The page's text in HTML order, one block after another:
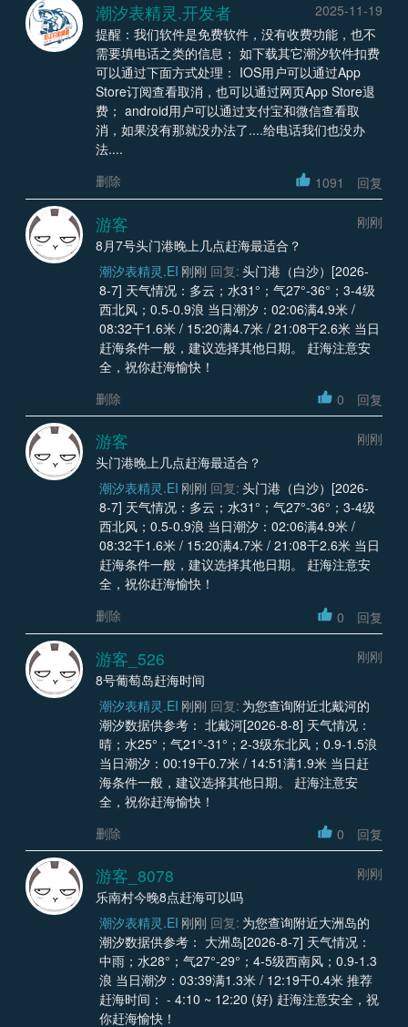
潮汐表精灵.开发者
2025-11-19
提醒：我们软件是免费软件，没有收费功能，也不
需要填电话之类的信息； 如下载其它潮汐软件扣费
可以通过下面方式处理： IOS用户可以通过App
Store订阅查看取消，也可以通过网页App Store退
费； android用户可以通过支付宝和微信查看取
消，如果没有那就没办法了....给电话我们也没办
法....
删除
1091 回复
游客
刚刚
8月7号头门港晚上几点赶海最适合？
潮汐表精灵.EI 刚刚 回复: 头门港（白沙）[2026-
8-7] 天气情况：多云；水31°；气27°-36°；3-4级
西北风；0.5-0.9浪 当日潮汐：02:06满4.9米 /
08:32干1.6米 / 15:20满4.7米 / 21:08干2.6米 当日
赶海条件一般，建议选择其他日期。 赶海注意安
全，祝你赶海愉快！
删除
0 回复
游客
刚刚
头门港晚上几点赶海最适合？
潮汐表精灵.EI 刚刚 回复: 头门港（白沙）[2026-
8-7] 天气情况：多云；水31°；气27°-36°；3-4级
西北风；0.5-0.9浪 当日潮汐：02:06满4.9米 /
08:32干1.6米 / 15:20满4.7米 / 21:08干2.6米 当日
赶海条件一般，建议选择其他日期。 赶海注意安
全，祝你赶海愉快！
删除
0 回复
游客_526
刚刚
8号葡萄岛赶海时间
潮汐表精灵.EI 刚刚 回复: 为您查询附近北戴河的
潮汐数据供参考： 北戴河[2026-8-8] 天气情况：
晴；水25°；气21°-31°；2-3级东北风；0.9-1.5浪
当日潮汐：00:19干0.7米 / 14:51满1.9米 当日赶
海条件一般，建议选择其他日期。 赶海注意安
全，祝你赶海愉快！
删除
0 回复
游客_8078
刚刚
乐南村今晚8点赶海可以吗
潮汐表精灵.EI 刚刚 回复: 为您查询附近大洲岛的
潮汐数据供参考： 大洲岛[2026-8-7] 天气情况：
中雨；水28°；气27°-29°；4-5级西南风；0.9-1.3
浪 当日潮汐：03:39满1.3米 / 12:19干0.4米 推荐
赶海时间： - 4:10 ~ 12:20 (好) 赶海注意安全，祝
你赶海愉快！